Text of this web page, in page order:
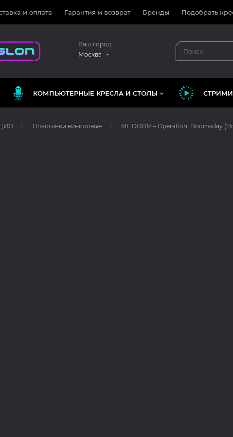
и оплата Гарантия и возврат Бренды Подобрать
Ваш город
Москва
КОМПЬЮТЕРНЫЕ КРЕСЛА И СТОЛЫ
Пластинки виниловые MF DOOM – Operation: Doomsday